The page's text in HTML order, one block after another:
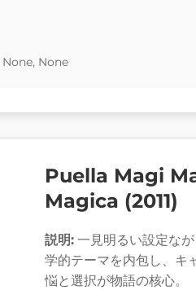
None
Puella Magi
Magica (2011)
説明: 一見明るい設定な
学的テーマを内包し、キ
悩と選択が物語の核心。